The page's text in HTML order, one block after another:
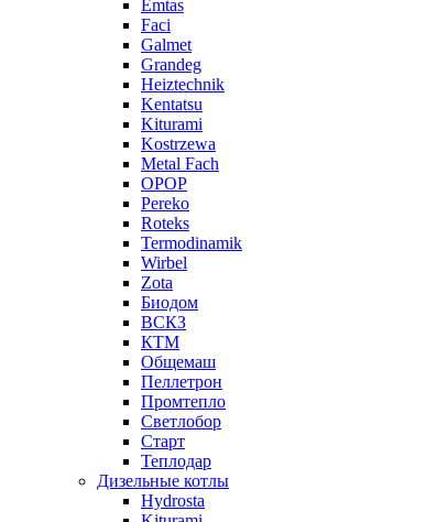
Emtas
Faci
Galmet
Grandeg
Heiztechnik
Kentatsu
Kiturami
Kostrzewa
Metal Fach
OPOP
Pereko
Roteks
Termodinamik
Wirbel
Zota
Биодом
ВСКЗ
КТМ
Общемаш
Пеллетрон
Промтепло
Светлобор
Старт
Теплодар
Дизельные котлы
Hydrosta